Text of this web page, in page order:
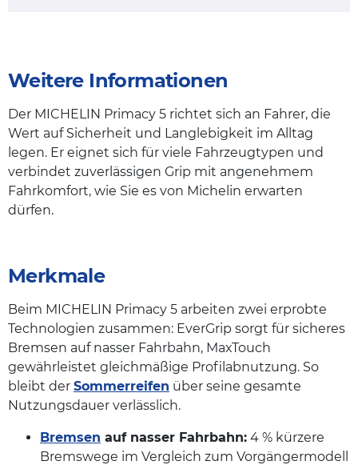
Weitere Informationen
Der MICHELIN Primacy 5 richtet sich an Fahrer, die
Wert auf Sicherheit und Langlebigkeit im Alltag
legen. Er eignet sich für viele Fahrzeugtypen und
verbindet zuverlässigen Grip mit angenehmem
Fahrkomfort, wie Sie es von Michelin erwarten
dürfen.
Merkmale
Beim MICHELIN Primacy 5 arbeiten zwei erprobte
Technologien zusammen: EverGrip sorgt für sicheres
Bremsen auf nasser Fahrbahn, MaxTouch
gewährleistet gleichmäßige Profilabnutzung. So
bleibt der Sommerreifen über seine gesamte
Nutzungsdauer verlässlich.
Bremsen auf nasser Fahrbahn: 4 % kürzere
Bremswege im Vergleich zum Vorgängermodell